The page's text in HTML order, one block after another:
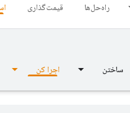
راه‌حل‌ها قیمت‌گذاری
ساختن اجرا کن